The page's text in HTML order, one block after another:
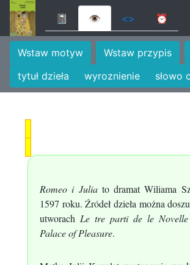
📓 👁 <> ⏰
Wstaw motyw Wstaw przypis
tytuł dzieła
wyroznienie słowo
Romeo i Juliato dramat Wiliama
1597 roku. Źródeł dzieła można
utworach Le tre parti de le
Palace of Pleasure.